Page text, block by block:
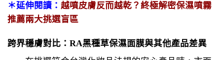
＊延伸閱讀： 越噴皮膚反而越乾？終極解密保濕噴霧
推薦兩大挑選盲區
跨界穩膚對比：RA黑種草保濕面膜與其他產品差異